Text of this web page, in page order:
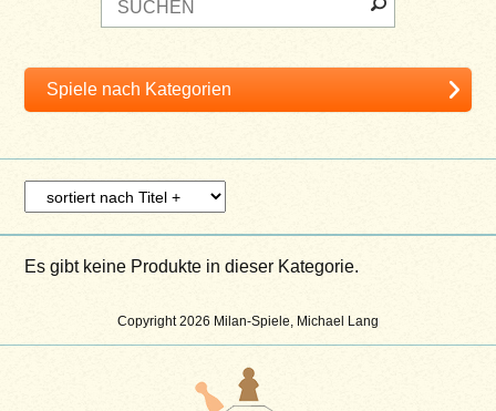
Copyright 2026 Milan-Spiele, Michael Lang
Es gibt keine Produkte in dieser Kategorie.